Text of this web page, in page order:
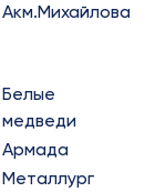
Акм.Михайлова
Белые
медведи
Армада
Металлург